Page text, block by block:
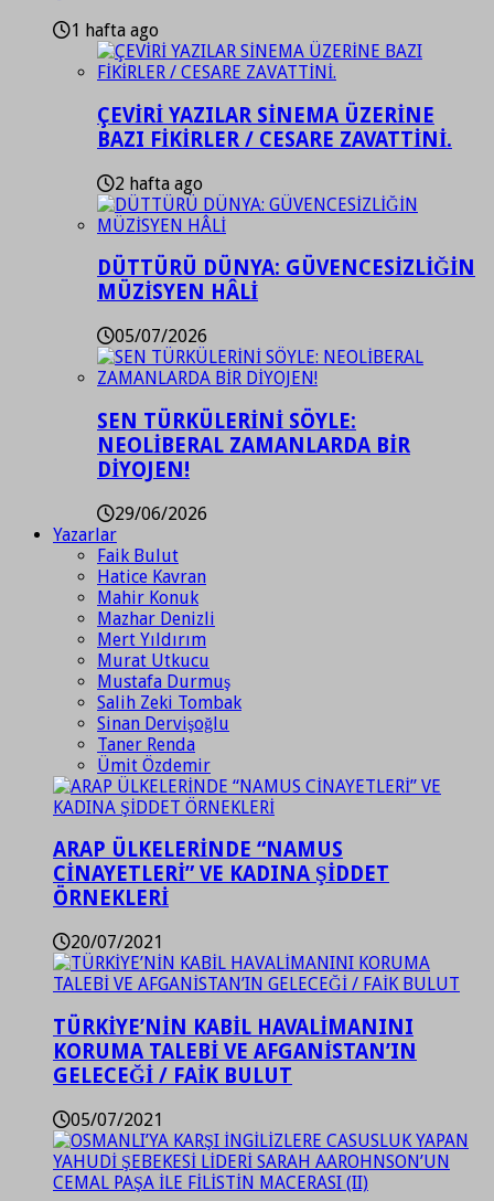
1 hafta ago
ÇEVİRİ YAZILAR SİNEMA ÜZERİNE
BAZI FİKİRLER / CESARE ZAVATTİNİ.
2 hafta ago
DÜTTÜRÜ DÜNYA: GÜVENCESİZLİĞİN
MÜZİSYEN HÂLİ
05/07/2026
SEN TÜRKÜLERİNİ SÖYLE:
NEOLİBERAL ZAMANLARDA BİR
DİYOJEN!
29/06/2026
Yazarlar
Faik Bulut
Hatice Kavran
Mahir Konuk
Mazhar Denizli
Mert Yıldırım
Murat Utkucu
Mustafa Durmuş
Salih Zeki Tombak
Sinan Dervişoğlu
Taner Renda
Ümit Özdemir
ARAP ÜLKELERİNDE “NAMUS
CİNAYETLERİ” VE KADINA ŞİDDET
ÖRNEKLERİ
20/07/2021
TÜRKİYE’NİN KABİL HAVALİMANINI
KORUMA TALEBİ VE AFGANİSTAN’IN
GELECEĞİ / FAİK BULUT
05/07/2021